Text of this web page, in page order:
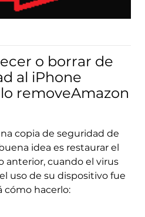
o borrar de
al iPhone
removeAmazon
copia de seguridad de
idea es restaurar el
anterior, cuando el virus
uso de su dispositivo fue
cómo hacerlo: